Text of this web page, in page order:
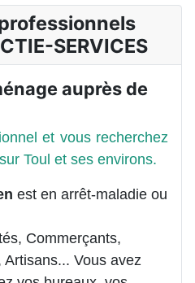
SERVICES
auprès de
et vous recherchez
sur Toul et ses environs.
est en arrêt-maladie ou
Commerçants,
Vous avez